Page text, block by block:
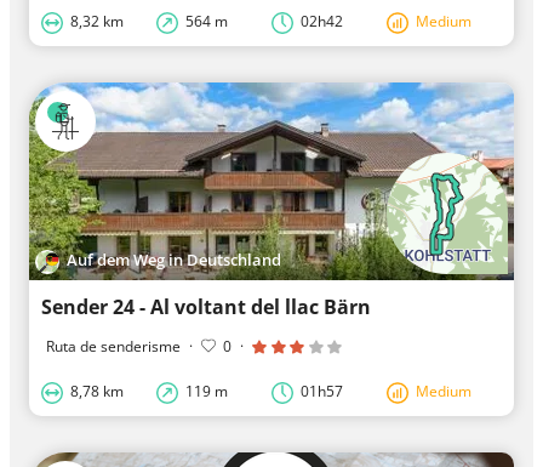
8,32 km 564 m 02h42 Medium
Auf dem Weg in Deutschland
Sender 24 - Al voltant del llac Bärn
Ruta de senderisme · 0 ·
8,78 km 119 m 01h57 Medium